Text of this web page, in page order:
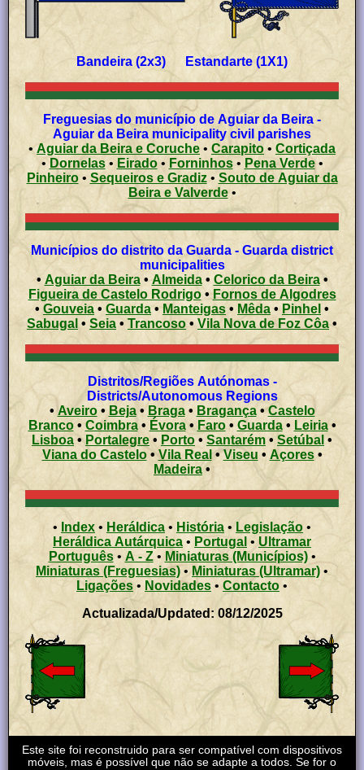
Bandeira (2x3) Estandarte (1X1)
Freguesias do município de Aguiar da Beira -
Aguiar da Beira municipality civil parishes
•Aguiar da Beira e Coruche • Carapito • Cortiçada
•Dornelas• Eirado• Forninhos• Pena Verde•
Pinheiro• Sequeiros e Gradiz• Souto de Aguiar da
Beira e Valverde•
Municípios do distrito da Guarda - Guarda district
municipalities
• Aguiar da Beira•Almeida• Celorico da Beira•
Figueira de Castelo Rodrigo• Fornos de Algodres
• Gouveia • Guarda•Manteigas • Mêda • Pinhel •
Sabugal • Seia • Trancoso•Vila Nova de Foz Côa•
Distritos/Regiões Autónomas -
Districts/Autonomous Regions
• Aveiro• Beja• Braga• Bragança•Castelo
Branco• Coimbra• Évora• Faro• Guarda• Leiria•
Lisboa• Portalegre • Porto• Santarém • Setúbal •
Viana do Castelo•Vila Real •Viseu • Açores •
Madeira •
• Index • Heráldica • História • Legislação •
Heráldica Autárquica • Portugal • Ultramar
Português• A - Z• Miniaturas (Municípios)•
Miniaturas (Freguesias) •Miniaturas (Ultramar) •
Ligações • Novidades • Contacto •
Actualizada/Updated: 08/12/2025
Este site foi reconstruido para ser compatível com dispositivos
móveis, mas é possível que não se adapte a todos. Se for o